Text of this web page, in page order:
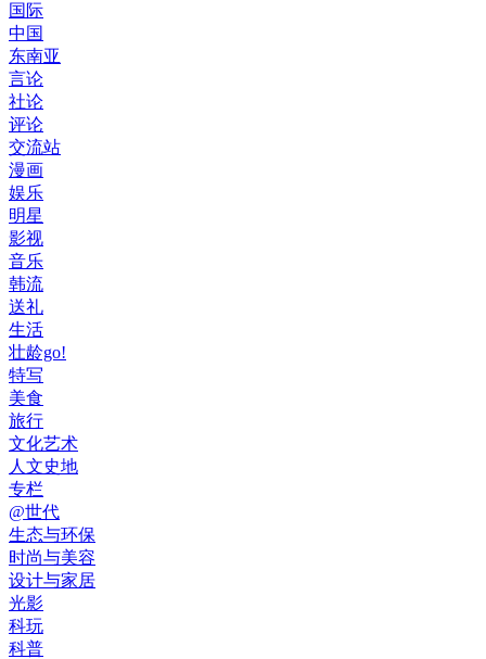
国际
中国
东南亚
言论
社论
评论
交流站
漫画
娱乐
明星
影视
音乐
韩流
送礼
生活
壮龄go!
特写
美食
旅行
文化艺术
人文史地
专栏
@世代
生态与环保
时尚与美容
设计与家居
光影
科玩
科普